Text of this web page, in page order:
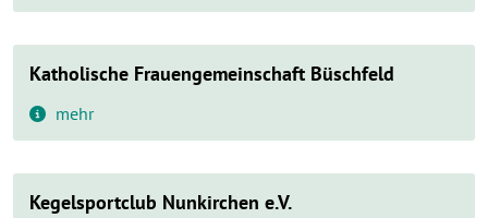
Katholische Frauengemeinschaft Büschfeld
mehr
Kegelsportclub Nunkirchen e.V.